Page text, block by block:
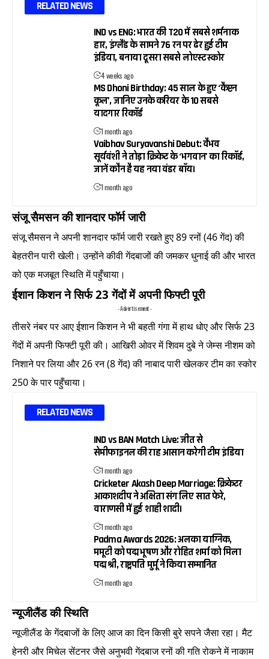
RELATED NEWS
IND vs ENG: भारत की T20 में सबसे शर्मनाक
हार, इंग्लैंड के सामने 76 रन पर ढेर हुई टीम
इंडिया, बनाया दूसरा सबसे लोएस्ट स्कोर
4 weeks ago
MS Dhoni Birthday: 45 साल के हुए ‘कैप्टन
कूल’, जानिए उनके करियर के 10 सबसे
यादगार रिकॉर्ड
1 month ago
Vaibhav Suryavanshi Debut: वैभव
सूर्यवंशी ने तोड़ा क्रिकेट के ‘भगवान’ का रिकॉर्ड,
जानें कौन है यह नया वंडर बॉय।
1 month ago
संजू सैमसन की शानदार फॉर्म जारी
संजू सैमसन ने अपनी शानदार फॉर्म जारी रखते हुए 89 रनों (46 गेंद) की
बेहतरीन पारी खेली। उन्होंने कीवी गेंदबाजों की जमकर धुनाई की और भारत
को एक मजबूत स्थिति में पहुँचाया।
ईशान किशन ने सिर्फ 23 गेंदों में अपनी फिफ्टी पूरी
- Advertisement -
तीसरे नंबर पर आए ईशान किशन ने भी बहती गंगा में हाथ धोए और सिर्फ 23
गेंदों में अपनी फिफ्टी पूरी की। आखिरी ओवर में शिवम दुबे ने जेम्स नीशम को
निशाने पर लिया और 26 रन (8 गेंद) की नाबाद पारी खेलकर टीम का स्कोर
250 के पार पहुँचाया।
RELATED NEWS
IND vs BAN Match Live: जीत से
सेमीफाइनल की राह आसान करेगी टीम इंडिया
1 month ago
Cricketer Akash Deep Marriage: क्रिकेटर
आकाशदीप ने अक्षिता संग लिए सात फेरे,
वाराणसी में हुई शाही शादी।
1 month ago
Padma Awards 2026: अलका याग्निक,
ममूटी को पद्म भूषण और रोहित शर्मा को मिला
पद्म श्री, राष्ट्रपति मुर्मू ने किया सम्मानित
1 month ago
न्यूजीलैंड की स्थिति
न्यूजीलैंड के गेंदबाजों के लिए आज का दिन किसी बुरे सपने जैसा रहा। मैट
हेनरी और मिचेल सेंटनर जैसे अनुभवी गेंदबाज रनों की गति रोकने में नाकाम